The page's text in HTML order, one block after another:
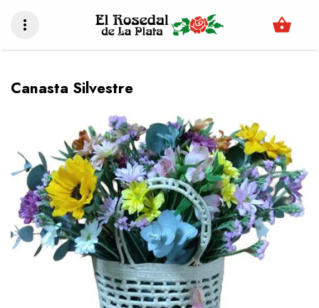
more_vert shopping_basket
Canasta Silvestre